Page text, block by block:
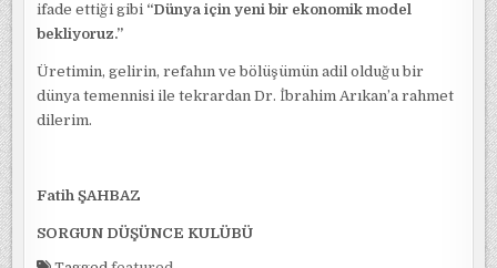
ifade ettiği gibi “Dünya için yeni bir ekonomik model
bekliyoruz.”
Üretimin, gelirin, refahın ve bölüşümün adil olduğu bir
dünya temennisi ile tekrardan Dr. İbrahim Arıkan’a rahmet
dilerim.
Fatih ŞAHBAZ
SORGUN DÜŞÜNCE KULÜBÜ